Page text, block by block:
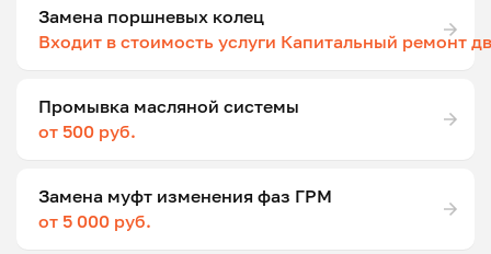
Замена поршневых колец
Входит в стоимость услуги Капитальный ремонт
Промывка масляной системы
от 500 руб.
Замена муфт изменения фаз ГРМ
от 5 000 руб.